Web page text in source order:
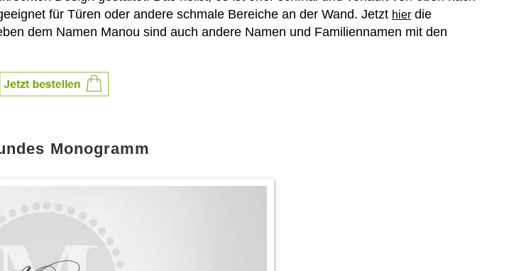
für Türen oder andere schmale Bereiche an der Wand. Jetzt hier die
dem Namen Manou sind auch andere Namen und Familiennamen mit den
Monogramm